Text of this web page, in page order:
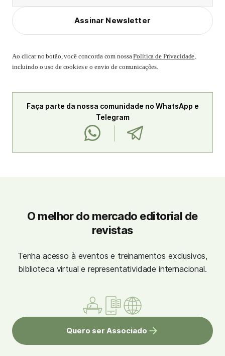
Assinar Newsletter
Ao clicar no botão, você concorda com nossaPolítica de Privacidade,
incluindo o uso de cookies e o envio de comunicações.
Faça parte da nossa comunidade no WhatsApp e
Telegram
O melhor do mercado editorial de
revistas
Tenha acesso à eventos e treinamentos exclusivos,
biblioteca virtual e representatividade internacional.
Quero ser Associado